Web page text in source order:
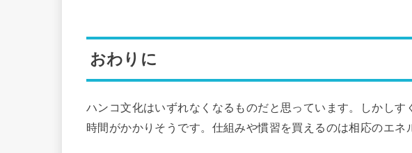
おわりに
ハンコ文化はいずれなくなるものだと思っています。しかし
時間がかかりそうです。仕組みや慣習を買えるのは相応のエネ